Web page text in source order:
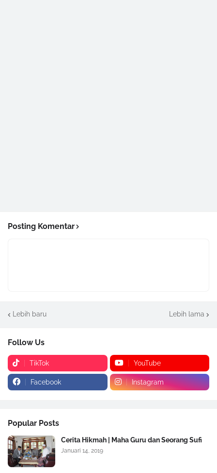
Posting Komentar
Lebih baru Lebih lama
Follow Us
TikTok YouTube
Facebook Instagram
Popular Posts
Cerita Hikmah | Maha Guru dan Seorang Sufi
Januari 14, 2019